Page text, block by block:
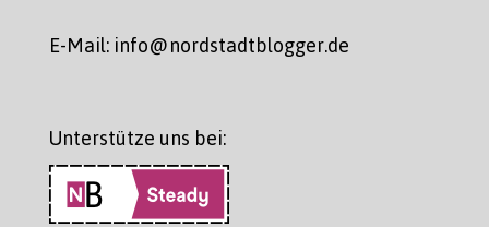
E-Mail: info@nordstadtblogger.de
Unterstütze uns bei: